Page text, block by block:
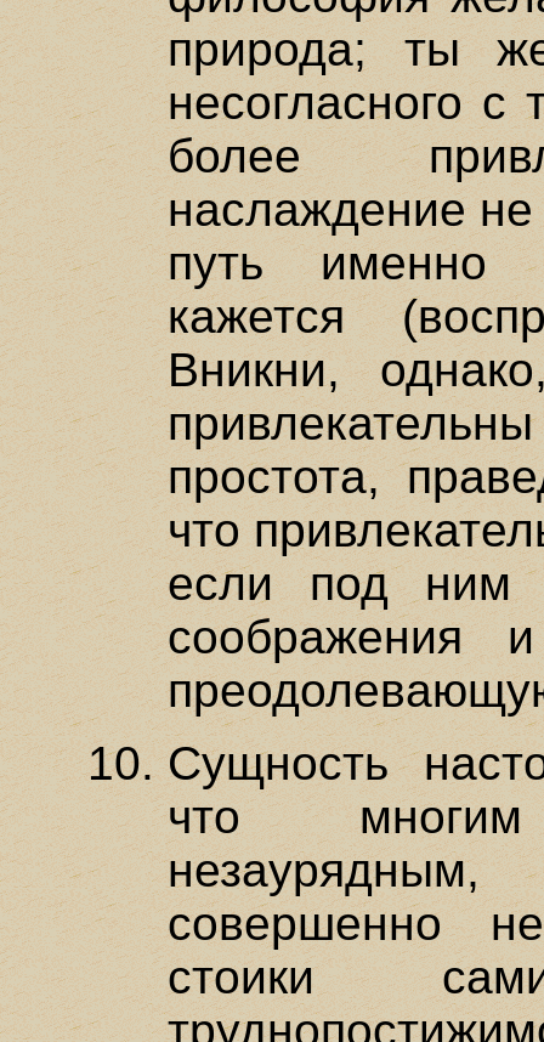
природа; ты
несогласного
более
наслаждение
путь именно
кажется
Вникни,
простота,
что
если под ним
соображения
Сущность
что
незаурядным,
совершенно
стоики